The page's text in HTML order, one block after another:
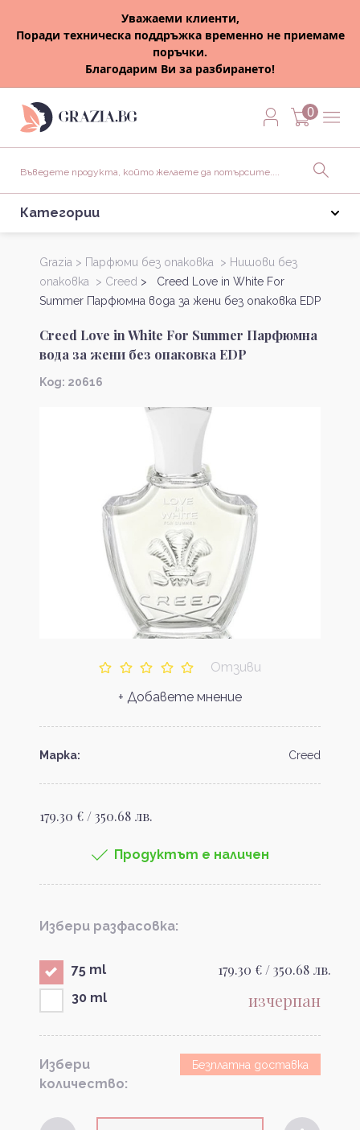
Уважаеми клиенти,
Поради техническа поддръжка временно не приемаме
поръчки.
Благодарим Ви за разбирането!
0
Категории
Grazia > Парфюми без опаковка > Нишови без
опаковка > Creed > Creed Love in White For
Summer Парфюмна вода за жени без опаковка EDP
Creed Love in White For Summer Парфюмна
вода за жени без опаковка EDP
Kод: 20616
Отзиви
+ Добавете мнение
Марка: Creed
179.30 € / 350.68 лв.
Продуктът е наличен
Избери разфасовка:
75 ml 179.30 € / 350.68 лв.
30 ml изчерпан
Избери
количество:
Безплатна доставка